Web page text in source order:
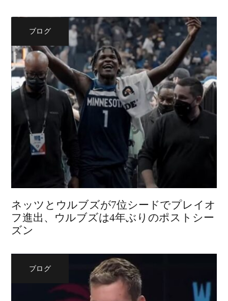
ブログ
ネッツとウルブズが7位シードでプレイオ
フ進出、ウルブズは4年ぶりのポストシー
ズン
ブログ